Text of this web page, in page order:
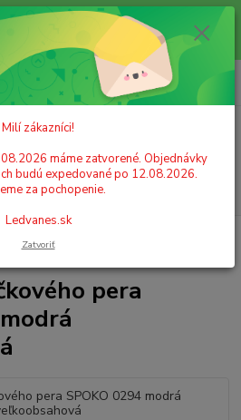
09.08.2026 máme zatvorené.
budú expedované po 12.08.2026.
pochopenie. Ledvanes.sk
za0,00 EUR
pera
Milí zákazníci!
máme zatvorené. Objednávky
budú expedované po 12.08.2026.
za pochopenie.
Ledvanes.sk
Zatvoriť